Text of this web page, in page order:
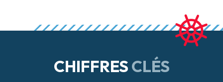
CHIFFRES CLÉS